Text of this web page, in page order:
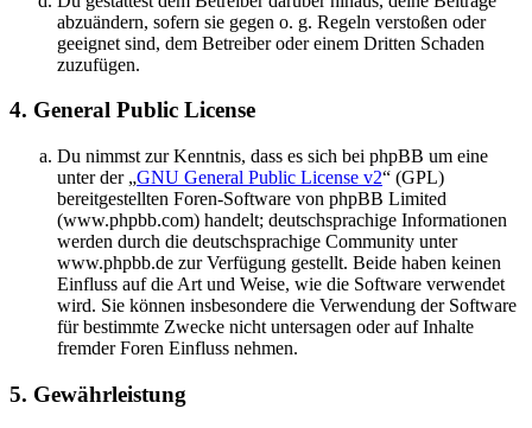
abzuändern, sofern sie gegen o. g. Regeln verstoßen oder
geeignet sind, dem Betreiber oder einem Dritten Schaden
zuzufügen.
4. General Public License
Du nimmst zur Kenntnis, dass es sich bei phpBB um eine
unter der „GNU General Public License v2“ (GPL)
bereitgestellten Foren-Software von phpBB Limited
(www.phpbb.com) handelt; deutschsprachige Informationen
werden durch die deutschsprachige Community unter
www.phpbb.de zur Verfügung gestellt. Beide haben keinen
Einfluss auf die Art und Weise, wie die Software verwendet
wird. Sie können insbesondere die Verwendung der Software
für bestimmte Zwecke nicht untersagen oder auf Inhalte
fremder Foren Einfluss nehmen.
5. Gewährleistung